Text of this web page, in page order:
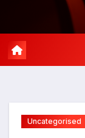
Uncategorised